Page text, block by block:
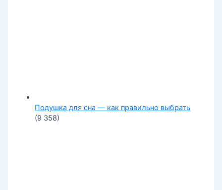
Подушка для сна — как правильно выбрать
(9 358)